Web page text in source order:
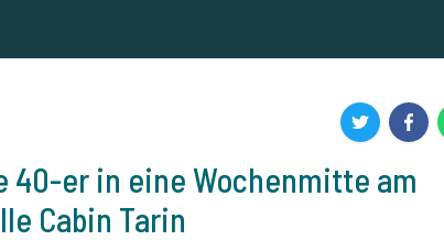
40-er in eine Wochenmitte am
Cabin Tarin